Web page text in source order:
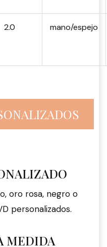
2.0 mano/espejo
oro rosa, negro o
personalizados.
MEDIDA